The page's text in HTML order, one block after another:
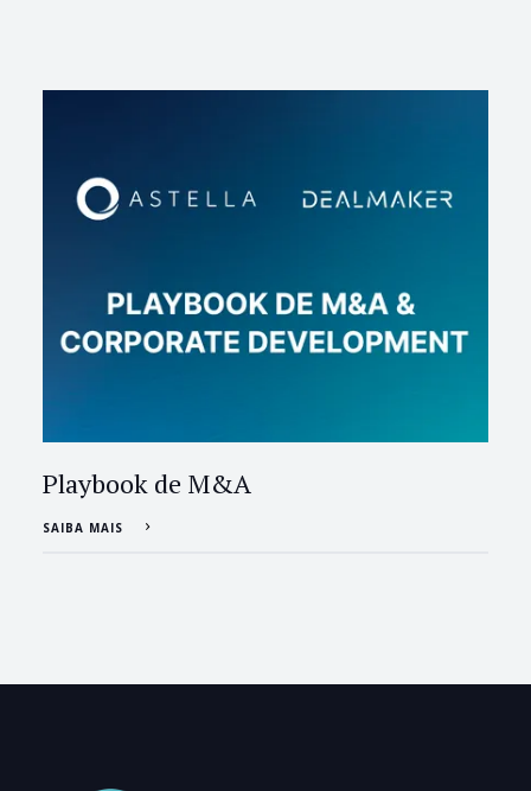
Playbook de M&A
SAIBA MAIS